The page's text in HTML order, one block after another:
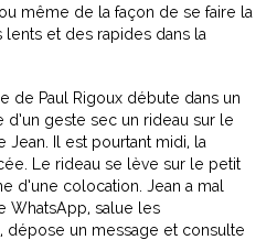
même de la façon de se faire la
lents et des rapides dans la
de Paul Rigoux débute dans un
geste sec un rideau sur le
Il est pourtant midi, la
Le rideau se lève sur le petit
d’une colocation. Jean a mal
WhatsApp, salue les
dépose un message et consulte